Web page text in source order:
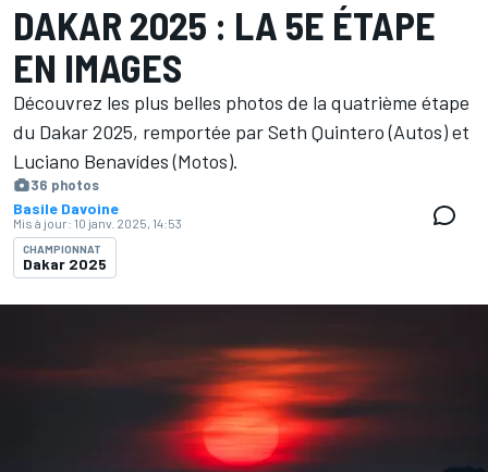
DAKAR 2025 : LA 5E ÉTAPE
EN IMAGES
Découvrez les plus belles photos de la quatrième étape
du Dakar 2025, remportée par Seth Quintero (Autos) et
Luciano Benavídes (Motos).
36 photos
Basile Davoine
Mis à jour: 10 janv. 2025, 14:53
CHAMPIONNAT
Dakar 2025